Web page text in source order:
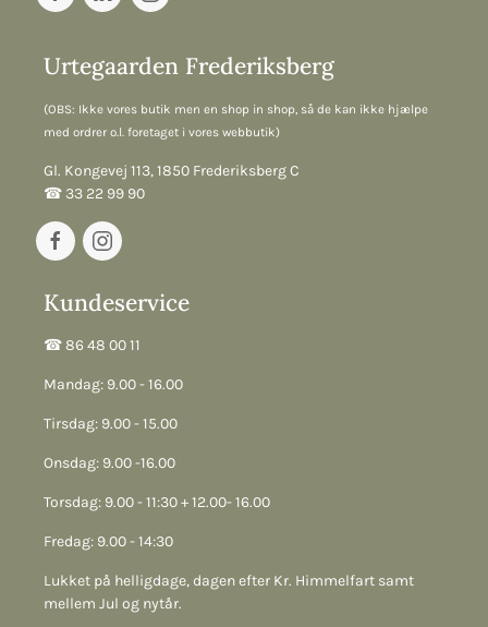
Urtegaarden Frederiksberg
(OBS: Ikke vores butik men en shop in shop, så de kan ikke hjælpe
med ordrer o.l. foretaget i vores webbutik)
Gl. Kongevej 113, 1850 Frederiksberg C
☎︎ 33 22 99 90
Kundeservice
☎︎ 86 48 00 11
Mandag: 9.00 - 16.00
Tirsdag: 9.00 - 15.00
Onsdag: 9.00 -16.00
Torsdag: 9.00 - 11:30 + 12.00- 16.00
Fredag: 9.00 - 14:30
Lukket på helligdage, dagen efter Kr. Himmelfart samt
mellem Jul og nytår.